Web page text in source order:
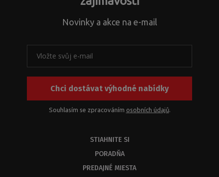
Novinky a akce na e-mail
Chci dostávat výhodné nabídky
Souhlasím se zpracováním osobních údajů.
STIAHNITE SI
PORADŇA
PREDAJNÉ MIESTA